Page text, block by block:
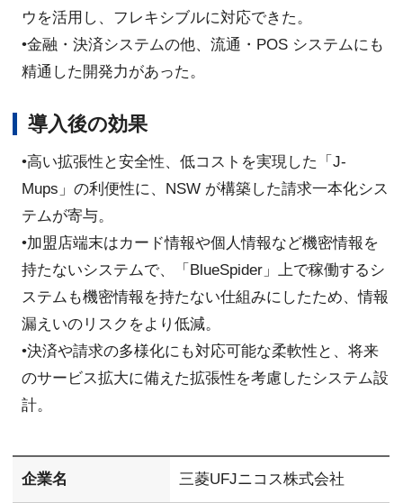
ウを活用し、フレキシブルに対応できた。
•金融・決済システムの他、流通・POS システムにも
精通した開発力があった。
導入後の効果
•高い拡張性と安全性、低コストを実現した「J-
Mups」の利便性に、NSW が構築した請求一本化シス
テムが寄与。
•加盟店端末はカード情報や個人情報など機密情報を
持たないシステムで、「BlueSpider」上で稼働するシ
ステムも機密情報を持たない仕組みにしたため、情報
漏えいのリスクをより低減。
•決済や請求の多様化にも対応可能な柔軟性と、将来
のサービス拡大に備えた拡張性を考慮したシステム設
計。
企業名 三菱UFJニコス株式会社